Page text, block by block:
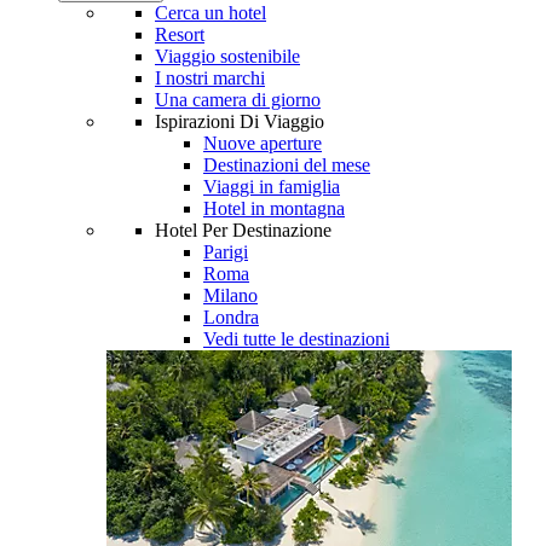
Cerca un hotel
Resort
Viaggio sostenibile
I nostri marchi
Una camera di giorno
Ispirazioni Di Viaggio
Nuove aperture
Destinazioni del mese
Viaggi in famiglia
Hotel in montagna
Hotel Per Destinazione
Parigi
Roma
Milano
Londra
Vedi tutte le destinazioni